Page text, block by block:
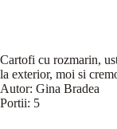
Cartofi cu rozmarin,
la exterior, moi si
Autor: Gina Bradea
Portii: 5